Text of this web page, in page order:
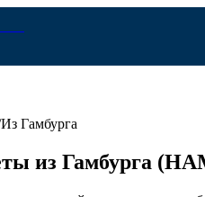
Из Гамбурга
из Гамбурга